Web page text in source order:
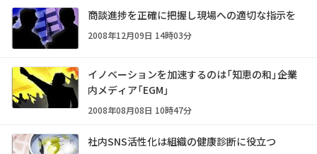
商談進捗を正確に把握し現場への適切な指示を
2008年12月09日 14時03分
イノベーションを加速するのは「知恵の和」――企業
内メディア「EGM」
2008年08月08日 10時47分
社内SNS活性化は組織の健康診断に役立つ